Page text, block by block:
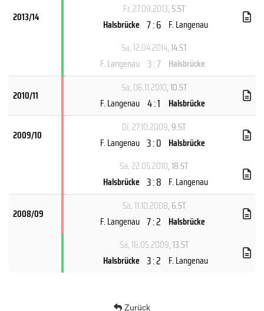
2013/14
Fr, 27.09.2013, 5.ST
Halsbrücke 7 : 6 F. Langenau
Sa, 12.04.2014, 14.ST
F. Langenau 3 : 7 Halsbrücke
2010/11
Sa, 06.11.2010, 10.ST
F. Langenau 4 : 1 Halsbrücke
2009/10
Di, 27.10.2009, 9.ST
F. Langenau 3 : 0 Halsbrücke
Sa, 22.05.2010, 18.ST
Halsbrücke 3 : 8 F. Langenau
2008/09
Sa, 11.10.2008, 6.ST
F. Langenau 7 : 2 Halsbrücke
Sa, 16.05.2009, 13.ST
Halsbrücke 3 : 2 F. Langenau
Zurück